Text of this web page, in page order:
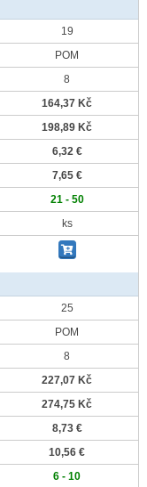
19
POM
8
164,37 Kč
198,89 Kč
6,32 €
7,65 €
21 - 50
ks
25
POM
8
227,07 Kč
274,75 Kč
8,73 €
10,56 €
6 - 10